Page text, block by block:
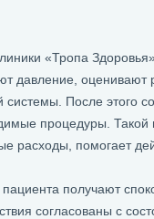
«Тропа
давление, оценивают
системы. После этого
процедуры. Такой
расходы, помогает
получают
согласованы с